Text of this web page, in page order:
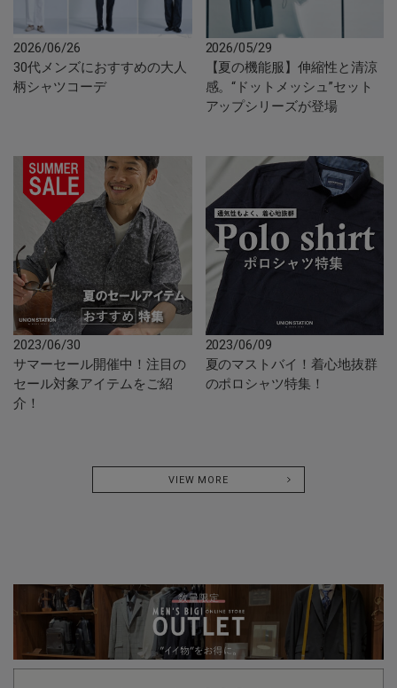
2026/06/26
30代メンズにおすすめの大人
柄シャツコーデ
2026/05/29
【夏の機能服】伸縮性と清涼
感。“ドットメッシュ”セット
アップシリーズが登場
2023/06/30
サマーセール開催中！注目の
セール対象アイテムをご紹
介！
2023/06/09
夏のマストバイ！着心地抜群
のポロシャツ特集！
VIEW MORE